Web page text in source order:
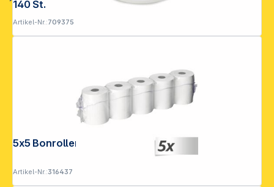
140 St.
Artikel-Nr.:709375
5x5 Bonrollen 57 mm x 25 m
Artikel-Nr.:316437